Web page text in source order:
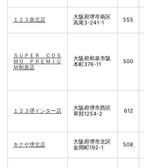
１２３泉北店
大阪府堺市南区
高尾3-241-1
555
ＳＵＰＥＲ ＣＯＳ
ＭＯ ＰＲＥＭＩＵ
Ｍ和泉店
大阪府和泉市阪
本町376-11
500
１２３堺インター店
大阪府堺市西区
草部1254-2
612
キクヤ堺北店
大阪府堺市北区
金岡町192-1
508